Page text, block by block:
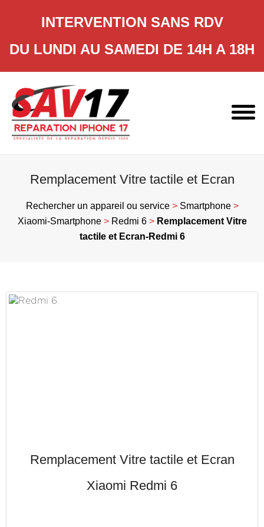
INTERVENTION SANS RDV
DU LUNDI AU SAMEDI DE 14H A 18H
content
Remplacement Vitre tactile et Ecran
Rechercher un appareil ou service> Smartphone>
Xiaomi-Smartphone> Redmi 6> Remplacement Vitre
tactile et Ecran-Redmi 6
Remplacement Vitre tactile et Ecran
Xiaomi Redmi 6